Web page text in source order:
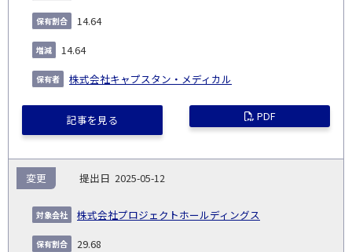
14.64
14.64
株式会社キャプスタン・メディカル
記事を見る PDF
2025-05-12
株式会社プロジェクトホールディングス
変更
29.68